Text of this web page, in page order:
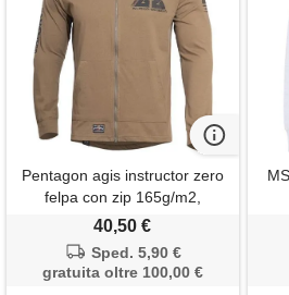
Pentagon agis instructor zero
felpa con zip 165g/m2,
coyote,
40,50 €
Sped. 5,90 €
gratuita oltre 100,00 €